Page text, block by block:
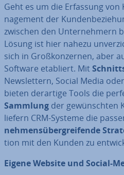
Geht es um die Erfassung
nage­ment der
zwischen den Un­ter­neh­mern
Lösung ist hier nahezu
sich in Groß­kon­zer­nen, aber
Software etabliert. Mit
News­let­tern, Social Media
bieten derartige Tools die
Sammlung der ge­wünsch­ten
liefern CRM-Systeme die
neh­mens­über­grei­fen­de
ti­on mit den Kunden zu
Eigene Website und Social-